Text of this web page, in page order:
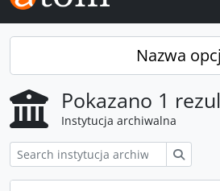
Nazwa
Pokazano 1
Instytucja archiwalna